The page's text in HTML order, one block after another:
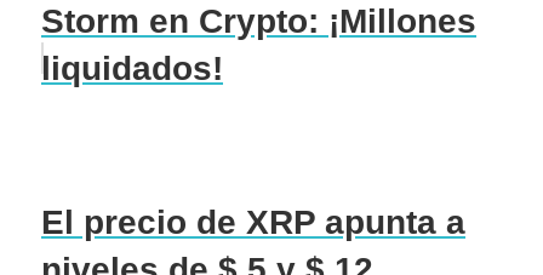
Storm en Crypto: ¡Millones
liquidados!
El precio de XRP apunta a